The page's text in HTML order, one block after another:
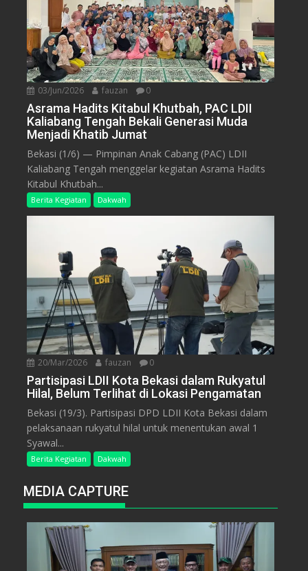
03/Jun/2026 fauzan 0
Asrama Hadits Kitabul Khutbah, PAC LDII
Kaliabang Tengah Bekali Generasi Muda
Menjadi Khatib Jumat
Bekasi (1/6) — Pimpinan Anak Cabang (PAC) LDII
Kaliabang Tengah menggelar kegiatan Asrama Hadits
Kitabul Khutbah...
Berita Kegiatan Dakwah
20/Mar/2026 fauzan 0
Partisipasi LDII Kota Bekasi dalam Rukyatul
Hilal, Belum Terlihat di Lokasi Pengamatan
Bekasi (19/3). Partisipasi DPD LDII Kota Bekasi dalam
pelaksanaan rukyatul hilal untuk menentukan awal 1
Syawal...
Berita Kegiatan Dakwah
MEDIA CAPTURE